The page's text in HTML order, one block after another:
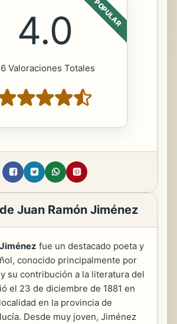
POPULAR
4.0
Valoraciones Totales
Juan Ramón Jiménez
fue un destacado poeta y
conocido principalmente por
su contribución a la literatura del
el 23 de diciembre de 1881 en
en la provincia de
Desde muy joven, Jiménez